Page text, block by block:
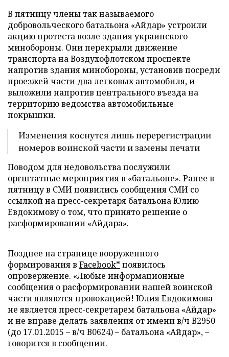
В пятницу члены так называемого
добровольческого батальона «Айдар» устроили
акцию протеста возле здания украинского
минобороны. Они перекрыли движение
транспорта на Воздухофлотском проспекте
напротив здания минобороны, установив посреди
проезжей части два легковых автомобиля, и
выложили напротив центрального въезда на
территорию ведомства автомобильные
покрышки.
Изменения коснутся лишь перерегистрации
номеров воинской части и замены печати
Поводом для недовольства послужили
оргштатные мероприятия в «батальоне». Ранее в
пятницу в СМИ появились сообщения СМИ со
ссылкой на пресс-секретаря батальона Юлию
Евдокимову о том, что принято решение о
расформировании «Айдара».
Позднее на странице вооруженного
формирования в Facebook* появилось
опровержение. «Любые информационные
сообщения о расформировании нашей воинской
части являются провокацией! Юлия Евдокимова
не является пресс-секретарем батальона «Айдар»
и не вправе делать заявления от имени в/ч В2950
(до 17.01.2015 – в/ч В0624) – батальона «Айдар», –
говорится в сообщении.